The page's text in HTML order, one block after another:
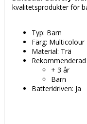
kvalitetsprodukter för
Typ: Barn
Färg: Multicolour
Material: Trä
+ 3 år
Barn
Batteridriven: Ja